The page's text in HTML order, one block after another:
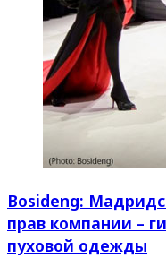
Bosideng:
прав компании –
пуховой одежды